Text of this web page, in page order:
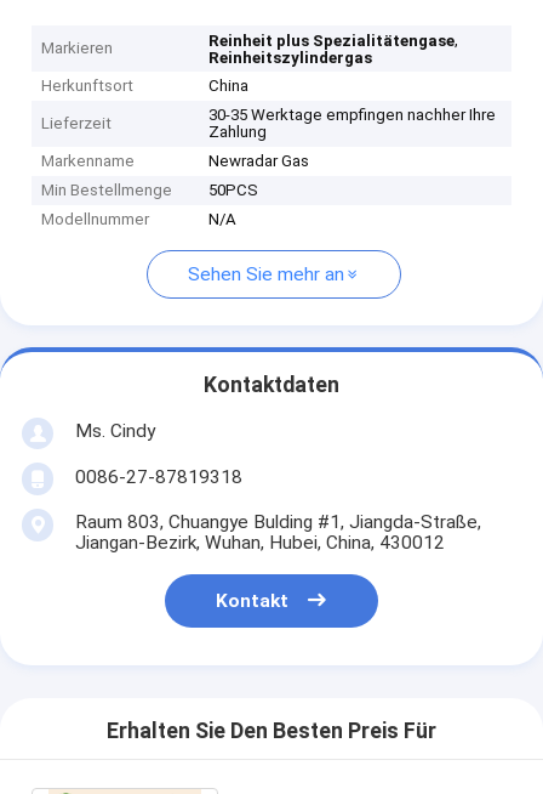
Markieren Reinheit plus Spezialitätengase,
Reinheitszylindergas
Herkunftsort
China
Lieferzeit
30-35 Werktage empfingen nachher Ihre
Zahlung
Markenname
Newradar Gas
Min Bestellmenge
50PCS
Modellnummer
N/A
Sehen Sie mehr an
Kontaktdaten
Ms. Cindy
0086-27-87819318
Raum 803, Chuangye Bulding #1, Jiangda-Straße,
Jiangan-Bezirk, Wuhan, Hubei, China, 430012
Kontakt
Erhalten Sie Den Besten Preis Für